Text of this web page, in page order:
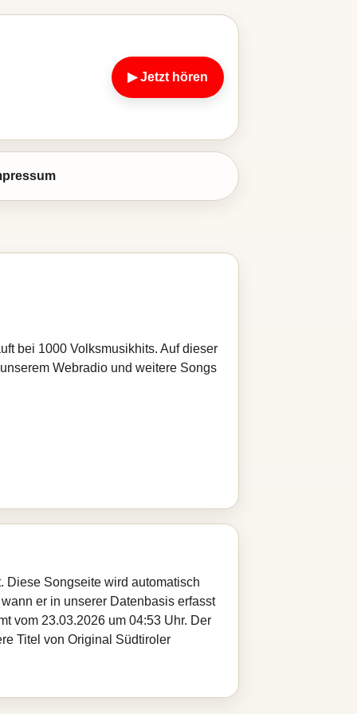
▶ Jetzt hören
bei 1000 Volksmusikhits. Auf dieser
Webradio und weitere Songs
Diese Songseite wird automatisch
er in unserer Datenbasis erfasst
vom 23.03.2026 um 04:53 Uhr. Der
Titel von Original Südtiroler